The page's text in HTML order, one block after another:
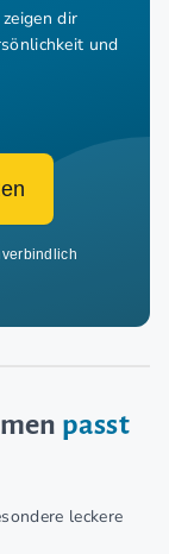
dir
und
passt
leckere